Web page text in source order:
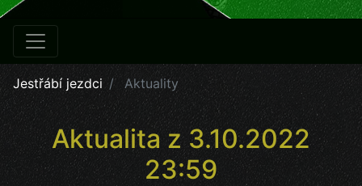
Jestřábí jezdci Aktuality
Aktualita z 3.10.2022
23:59